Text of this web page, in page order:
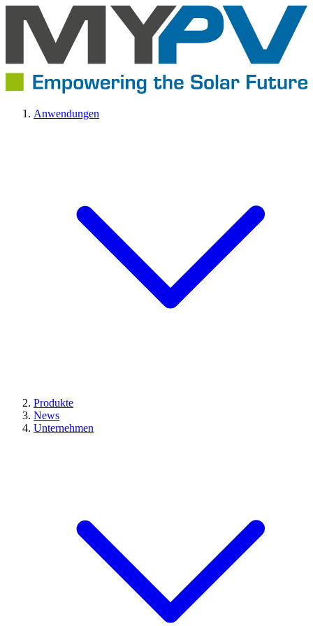
Anwendungen
Produkte
News
Unternehmen